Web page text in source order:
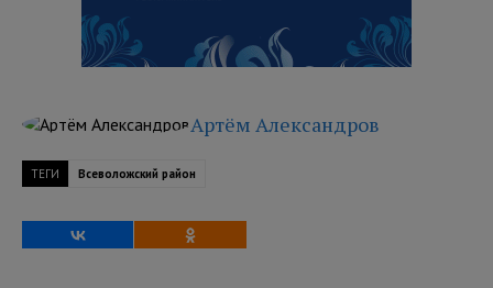
Артём Александров
ТЕГИ Всеволожский район